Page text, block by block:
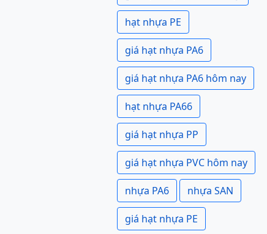
hạt nhựa PE
giá hạt nhựa PA6
giá hạt nhựa PA6 hôm nay
hạt nhựa PA66
giá hạt nhựa PP
giá hạt nhựa PVC hôm nay
nhựa PA6 nhựa SAN
giá hạt nhựa PE